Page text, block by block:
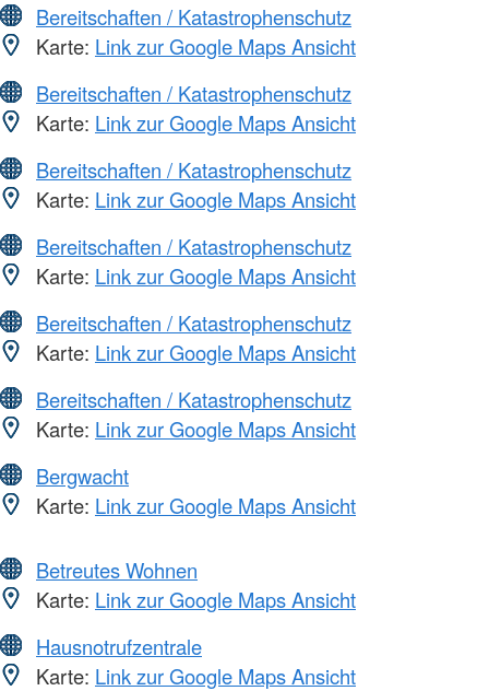
Bereitschaften / Katastrophenschutz
Karte: Link zur Google Maps Ansicht
Bereitschaften / Katastrophenschutz
Karte: Link zur Google Maps Ansicht
Bereitschaften / Katastrophenschutz
Karte: Link zur Google Maps Ansicht
Bereitschaften / Katastrophenschutz
Karte: Link zur Google Maps Ansicht
Bereitschaften / Katastrophenschutz
Karte: Link zur Google Maps Ansicht
Bereitschaften / Katastrophenschutz
Karte: Link zur Google Maps Ansicht
Bergwacht
Karte: Link zur Google Maps Ansicht
Betreutes Wohnen
Karte: Link zur Google Maps Ansicht
Hausnotrufzentrale
Karte: Link zur Google Maps Ansicht